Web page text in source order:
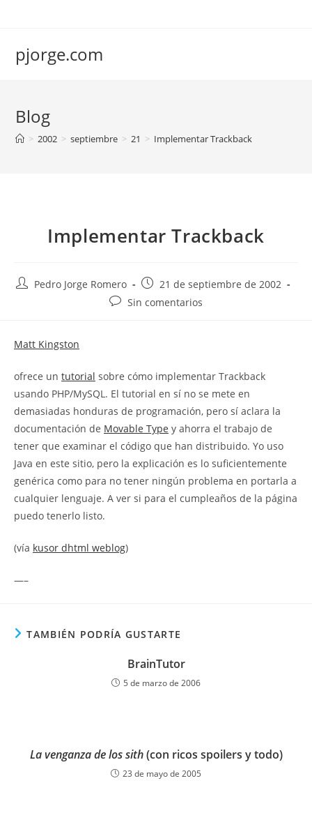
pjorge.com
Blog
> 2002 > septiembre > 21 > Implementar Trackback
Implementar Trackback
AutorPedro Jorge Romero
Publicación
de
21 de septiembre de 2002
Comentarios
Sin comentarios
Matt Kingston
ofrece un tutorial sobre cómo implementar Trackback
usando PHP/MySQL. El tutorial en sí no se mete en
demasiadas honduras de programación, pero sí aclara la
documentación de Movable Type y ahorra el trabajo de
tener que examinar el código que han distribuido. Yo uso
Java en este sitio, pero la explicación es lo suficientemente
genérica como para no tener ningún problema en portarla a
cualquier lenguaje. A ver si para el cumpleaños de la página
puedo tenerlo listo.
(vía kusor dhtml weblog)
—–
TAMBIÉN PODRÍA GUSTARTE
BrainTutor
5 de marzo de 2006
La venganza de los sith(con ricos spoilers y todo)
23 de mayo de 2005